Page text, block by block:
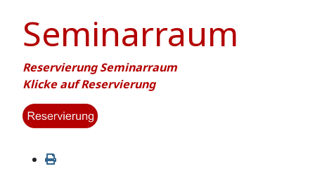
Seminarraum
Reservierung Seminarraum
Klicke auf Reservierung